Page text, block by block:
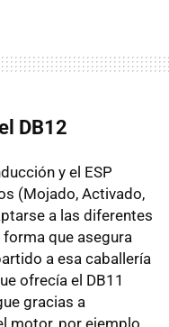
DB12
y el ESP
(Mojado, Activado,
a las diferentes
que asegura
a esa caballería
ofrecía el DB11
gracias a